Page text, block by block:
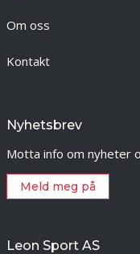
Om oss
Kontakt
Nyhetsbrev
Motta info om nyheter
Meld meg på
Leon Sport AS